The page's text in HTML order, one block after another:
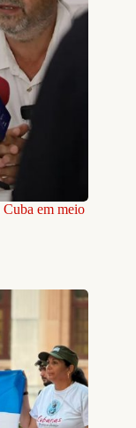
Cuba em meio